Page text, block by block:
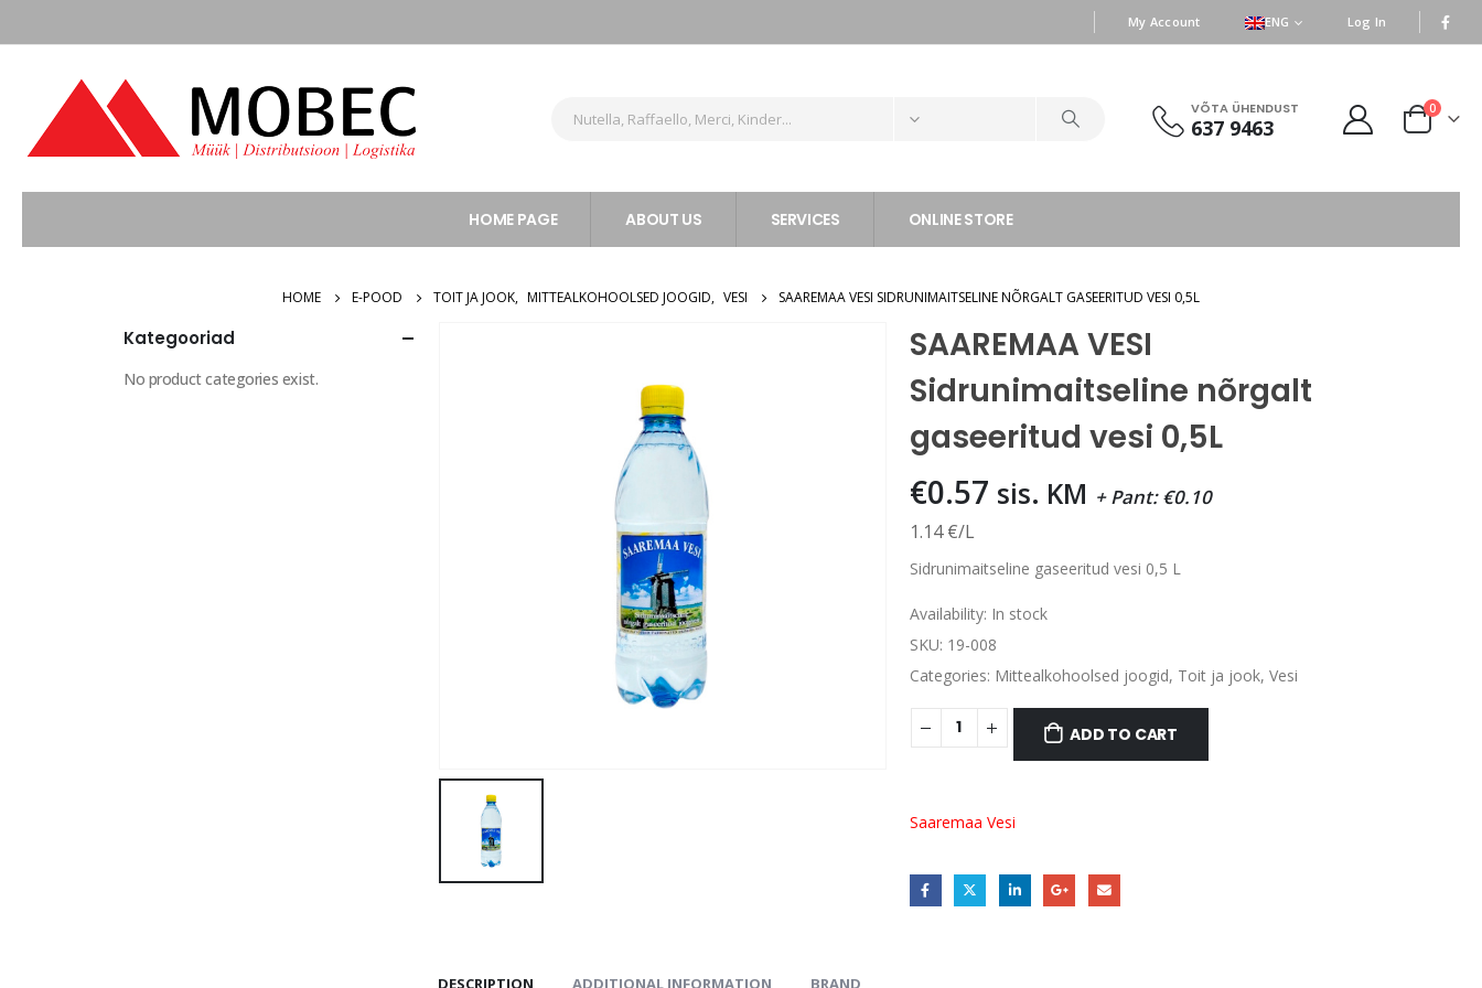
My Account ENG Log In
VÕTA ÜHENDUST
637 9463
0
HOME PAGE ABOUT US SERVICES ONLINE STORE
HOME E-POOD TOIT JA JOOK, MITTEALKOHOOLSED JOOGID, VESI SAAREMAA VESI SIDRUNIMAITSELINE NÕRGALT GASEERITUD VESI 0,5L
SAAREMAA VESI
Sidrunimaitseline nõrgalt
gaseeritud vesi 0,5L
€0.57 sis. KM + Pant:€0.10
1.14 €/L
Sidrunimaitseline gaseeritud vesi 0,5 L
Availability: In stock
SKU: 19-008
Categories: Mittealkohoolsed joogid, Toit ja jook, Vesi
ADD TO CART
Saaremaa Vesi
DESCRIPTION ADDITIONAL INFORMATION BRAND
Kategooriad
No product categories exist.